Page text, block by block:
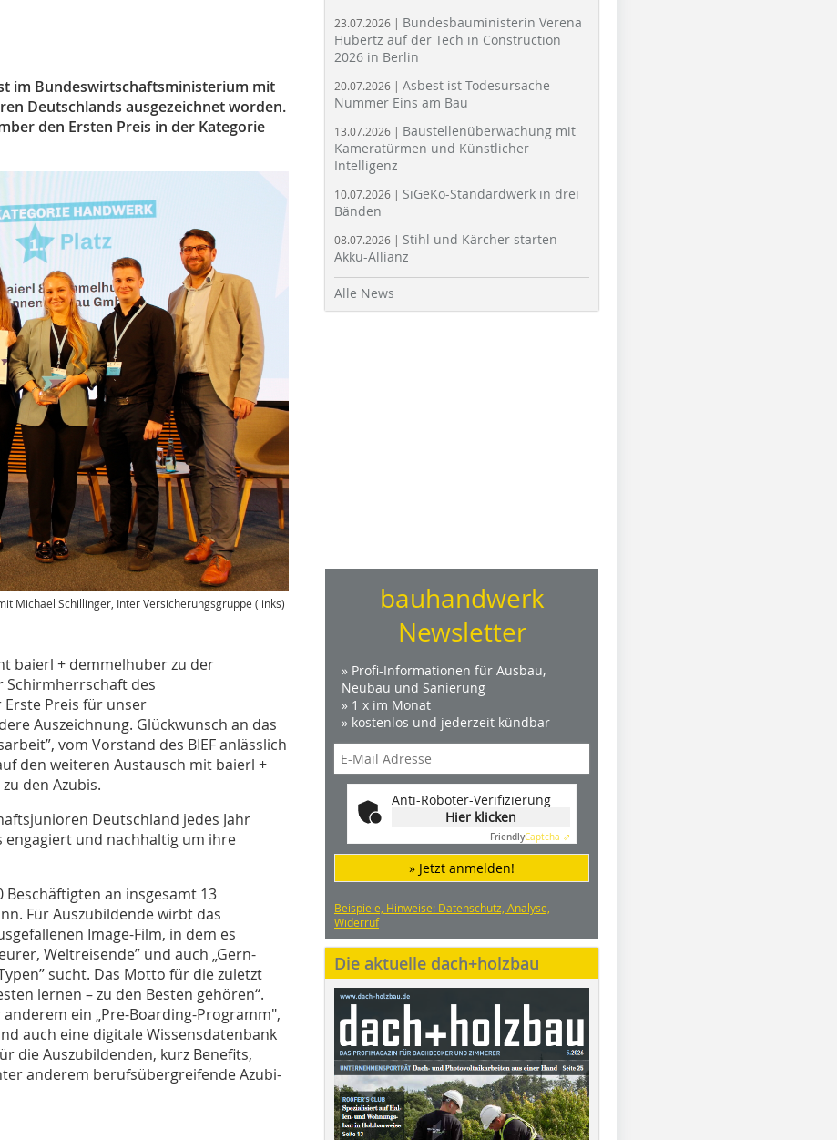
im Bundeswirtschaftsministerium mit
Deutschlands ausgezeichnet worden.
den Ersten Preis in der Kategorie
Michael Schillinger, Inter Versicherungsgruppe (links)
baierl + demmelhuber zu der
Schirmherrschaft des
Preis für unser
Auszeichnung. Glückwunsch an das
vom Vorstand des BIEF anlässlich
den weiteren Austausch mit baierl +
den Azubis.
Deutschland jedes Jahr
und nachhaltig um ihre
an insgesamt 13
Für Auszubildende wirbt das
Image-Film, in dem es
Weltreisende” und auch „Gern-
sucht. Das Motto für die zuletzt
lernen – zu den Besten gehören“.
ein „Pre-Boarding-Programm",
auch eine digitale Wissensdatenbank
die Auszubildenden, kurz Benefits,
anderem berufsübergreifende Azubi-
23.07.2026 | Bundesbauministerin Verena
Hubertz auf der Tech in Construction
2026 in Berlin
20.07.2026 | Asbest ist Todesursache
Nummer Eins am Bau
13.07.2026 | Baustellenüberwachung mit
Kameratürmen und Künstlicher
Intelligenz
10.07.2026 | SiGeKo-Standardwerk in drei
Bänden
08.07.2026 | Stihl und Kärcher starten
Akku-Allianz
Alle News
bauhandwerk
Newsletter
» Profi-Informationen für Ausbau,
Neubau und Sanierung
» 1 x im Monat
» kostenlos und jederzeit kündbar
Anti-Roboter-Verifizierung
Hier klicken
FriendlyCaptcha ⇗
» Jetzt anmelden!
Beispiele, Hinweise: Datenschutz, Analyse,
Widerruf
Die aktuelle dach+holzbau